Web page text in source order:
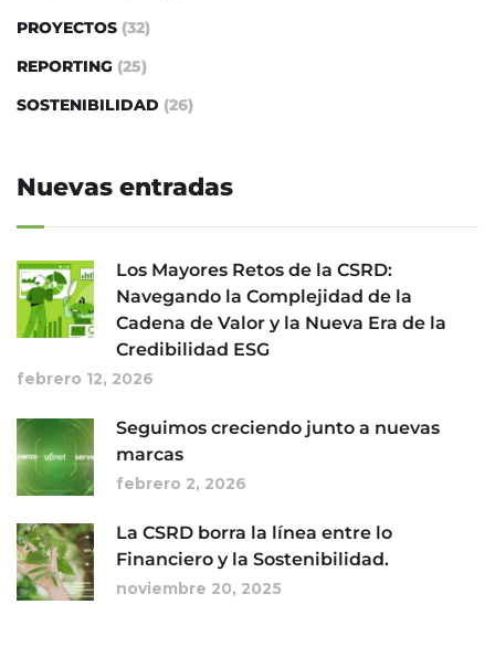
PROYECTOS (32)
REPORTING (25)
SOSTENIBILIDAD (26)
Nuevas entradas
Los Mayores Retos de la CSRD:
Navegando la Complejidad de la
Cadena de Valor y la Nueva Era de la
Credibilidad ESG
febrero 12, 2026
Seguimos creciendo junto a nuevas
marcas
febrero 2, 2026
La CSRD borra la línea entre lo
Financiero y la Sostenibilidad.
noviembre 20, 2025